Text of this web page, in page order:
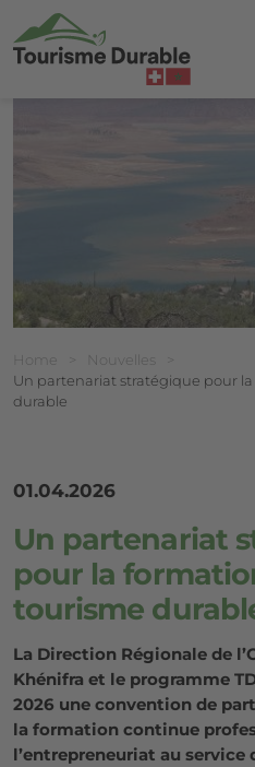
Breadcrumb
Vous êtes ici:
Home Nouvelles
Un partenariat stratégique pour
durable
01.04.2026
Un partenariat
pour la
tourisme
La Direction Régionale de
Khénifra et le programme
2026 une convention de
la formation continue
l’entrepreneuriat au